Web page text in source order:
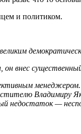
и политиком.
внес
Владимиру
недостаток —